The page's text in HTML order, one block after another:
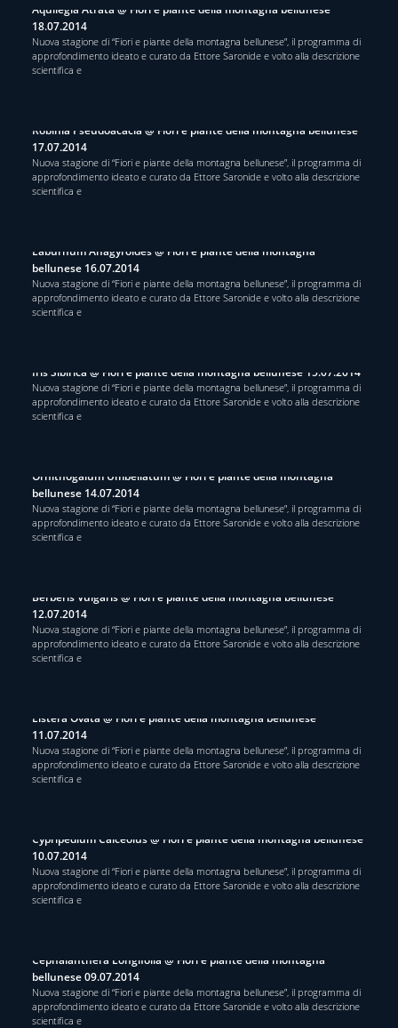
Aquilegia Atrata @ Fiori e piante della montagna bellunese
18.07.2014
Nuova stagione di “Fiori e piante della montagna bellunese”, il programma di
approfondimento ideato e curato da Ettore Saronide e volto alla descrizione
scientifica e
Robinia Pseudoacacia @ Fiori e piante della montagna bellunese
17.07.2014
Nuova stagione di “Fiori e piante della montagna bellunese”, il programma di
approfondimento ideato e curato da Ettore Saronide e volto alla descrizione
scientifica e
Laburnum Anagyroides @ Fiori e piante della montagna
bellunese 16.07.2014
Nuova stagione di “Fiori e piante della montagna bellunese”, il programma di
approfondimento ideato e curato da Ettore Saronide e volto alla descrizione
scientifica e
Iris Sibirica @ Fiori e piante della montagna bellunese 15.07.2014
Nuova stagione di “Fiori e piante della montagna bellunese”, il programma di
approfondimento ideato e curato da Ettore Saronide e volto alla descrizione
scientifica e
Ornithogalum Umbellatum @ Fiori e piante della montagna
bellunese 14.07.2014
Nuova stagione di “Fiori e piante della montagna bellunese”, il programma di
approfondimento ideato e curato da Ettore Saronide e volto alla descrizione
scientifica e
Berberis Vulgaris @ Fiori e piante della montagna bellunese
12.07.2014
Nuova stagione di “Fiori e piante della montagna bellunese”, il programma di
approfondimento ideato e curato da Ettore Saronide e volto alla descrizione
scientifica e
Listera Ovata @ Fiori e piante della montagna bellunese
11.07.2014
Nuova stagione di “Fiori e piante della montagna bellunese”, il programma di
approfondimento ideato e curato da Ettore Saronide e volto alla descrizione
scientifica e
Cypripedium Calceolus @ Fiori e piante della montagna bellunese
10.07.2014
Nuova stagione di “Fiori e piante della montagna bellunese”, il programma di
approfondimento ideato e curato da Ettore Saronide e volto alla descrizione
scientifica e
Cephalanthera Longifolia @ Fiori e piante della montagna
bellunese 09.07.2014
Nuova stagione di “Fiori e piante della montagna bellunese”, il programma di
approfondimento ideato e curato da Ettore Saronide e volto alla descrizione
scientifica e